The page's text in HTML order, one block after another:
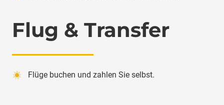
Flug & Transfer
Flüge buchen und zahlen Sie selbst.